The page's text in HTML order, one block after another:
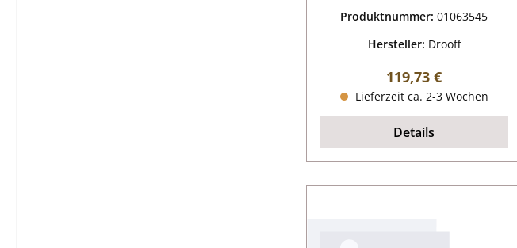
Produktnummer:01063545
Hersteller: Drooff
Regulärer Preis:
119,73 €
Lieferzeit ca. 2-3 Wochen
Details